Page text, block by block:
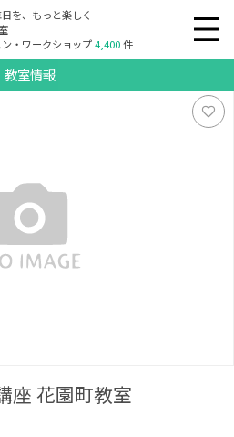
を、もっと楽しく
・ワークショップ4,400件
教室情報
座 花園町教室